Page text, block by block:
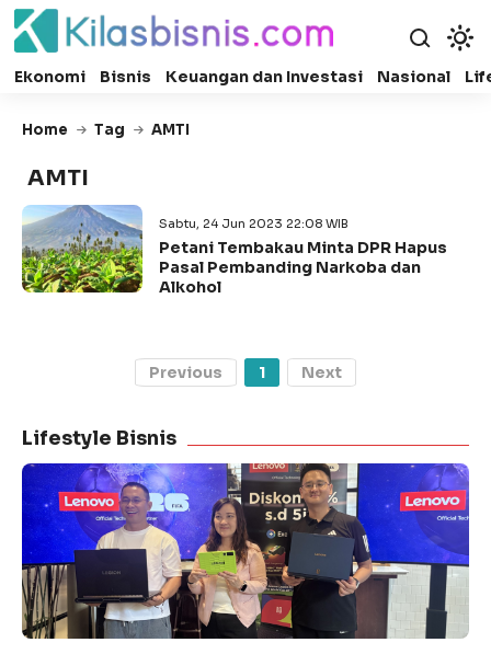
Ekonomi Bisnis Keuangan dan Investasi Nasional
Home Tag AMTI
AMTI
Sabtu, 24 Jun 2023 22:08 WIB
Petani Tembakau Minta DPR Hapus
Pasal Pembanding Narkoba dan
Alkohol
Previous 1 Next
Lifestyle Bisnis